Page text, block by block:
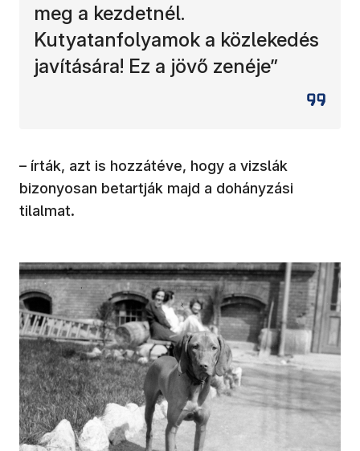
meg a kezdetnél.
Kutyatanfolyamok a közlekedés
javítására! Ez a jövő zenéje”
– írták, azt is hozzátéve, hogy a vizslák
bizonyosan betartják majd a dohányzási
tilalmat.